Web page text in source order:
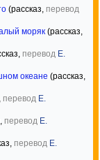
(рассказ, перевод
моряк (рассказ,
перевод Е.
океане (рассказ,
перевод Е.
перевод Е.
перевод Е.